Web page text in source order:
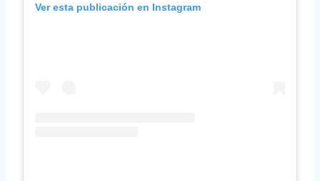
Ver esta publicación en Instagram